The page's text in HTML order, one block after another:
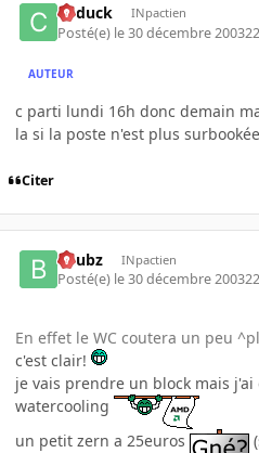
Cyduck INpactien
Posté(e) le 30 décembre 2003
AUTEUR
c parti lundi 16h donc demain
la si la poste n'est plus
Citer
beubz INpactien
Posté(e) le 30 décembre 2003
En effet le WC coutera un peu
c'est clair!
je vais prendre un block mais
watercooling
un petit zern a 25euros